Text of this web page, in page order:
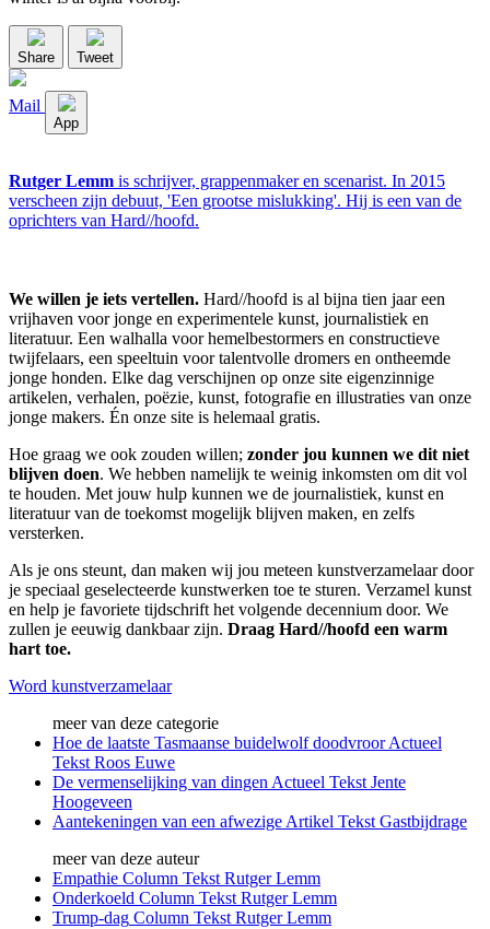
Share Tweet
Mail
App
Rutger Lemm is schrijver, grappenmaker en scenarist. In 2015
verscheen zijn debuut, 'Een grootse mislukking'. Hij is een van de
oprichters van Hard//hoofd.
We willen je iets vertellen. Hard//hoofd is al bijna tien jaar een
vrijhaven voor jonge en experimentele kunst, journalistiek en
literatuur. Een walhalla voor hemelbestormers en constructieve
twijfelaars, een speeltuin voor talentvolle dromers en ontheemde
jonge honden. Elke dag verschijnen op onze site eigenzinnige
artikelen, verhalen, poëzie, kunst, fotografie en illustraties van onze
jonge makers. Én onze site is helemaal gratis.
Hoe graag we ook zouden willen; zonder jou kunnen we dit niet
blijven doen. We hebben namelijk te weinig inkomsten om dit vol
te houden. Met jouw hulp kunnen we de journalistiek, kunst en
literatuur van de toekomst mogelijk blijven maken, en zelfs
versterken.
Als je ons steunt, dan maken wij jou meteen kunstverzamelaar door
je speciaal geselecteerde kunstwerken toe te sturen. Verzamel kunst
en help je favoriete tijdschrift het volgende decennium door. We
zullen je eeuwig dankbaar zijn. Draag Hard//hoofd een warm
hart toe.
Word kunstverzamelaar
meer van deze categorie
Hoe de laatste Tasmaanse buidelwolf doodvroor Actueel
Tekst Roos Euwe
De vermenselijking van dingen Actueel Tekst Jente
Hoogeveen
Aantekeningen van een afwezige Artikel Tekst Gastbijdrage
meer van deze auteur
Empathie Column Tekst Rutger Lemm
Onderkoeld Column Tekst Rutger Lemm
Trump-dag Column Tekst Rutger Lemm